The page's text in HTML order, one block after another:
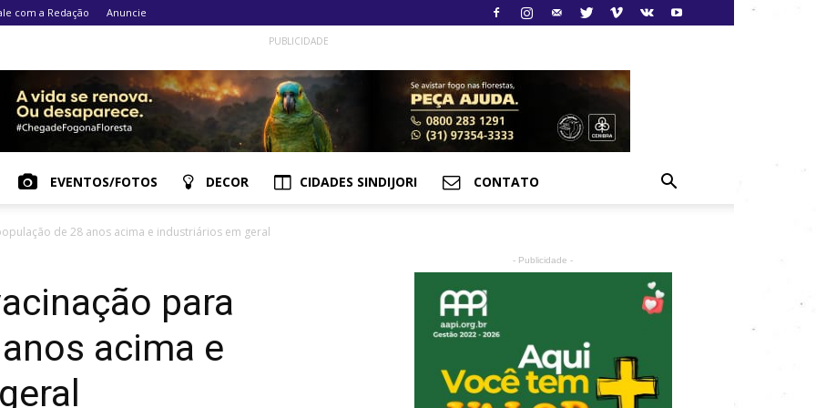
com a Redação Anuncie
PUBLICIDADE
EVENTOS/FOTOS DECOR CIDADES SINDIJORI CONTATO
de 28 anos acima e industriários em geral
para
acima e
- Publicidade -